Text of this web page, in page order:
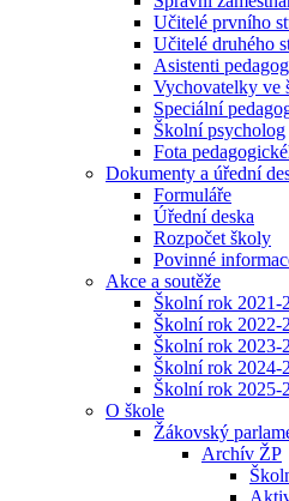
Učitelé prvního
Učitelé druhého
Asistenti
Vychovatelky ve
Speciální
Školní psycholog
Fota
Dokumenty a úřední
Formuláře
Úřední deska
Rozpočet školy
Povinné
Akce a soutěže
Školní rok 2021-
Školní rok 2022-
Školní rok 2023-
Školní rok 2024-
Školní rok 2025-
O škole
Žákovský
Archív ŽP